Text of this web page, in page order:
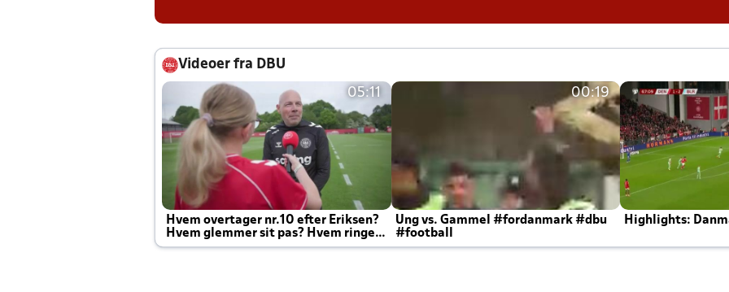
Videoer fra DBU
05:11
Hvem overtager nr.10 efter Eriksen?
Hvem glemmer sit pas? Hvem ringer
Joachim altid til efter kampe?
00:19
Ung vs. Gammel #fordanmark #dbu
#football
Highlights: